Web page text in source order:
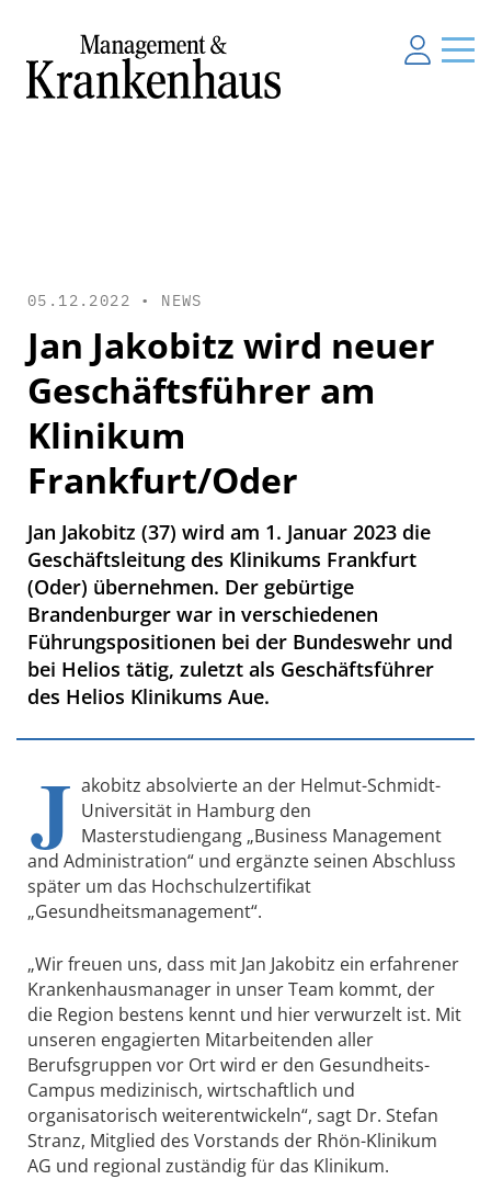
05.12.2022 • NEWS
Jan Jakobitz wird neuer
Geschäftsführer am
Klinikum
Frankfurt/Oder
Jan Jakobitz (37) wird am 1. Januar 2023 die
Geschäftsleitung des Klinikums Frankfurt
(Oder) übernehmen. Der gebürtige
Brandenburger war in verschiedenen
Führungspositionen bei der Bundeswehr und
bei Helios tätig, zuletzt als Geschäftsführer
des Helios Klinikums Aue.
J akobitz absolvierte an der Helmut-Schmidt-
Universität in Hamburg den
Masterstudiengang „Business Management
and Administration“ und ergänzte seinen Abschluss
später um das Hochschulzertifikat
„Gesundheitsmanagement“.
„Wir freuen uns, dass mit Jan Jakobitz ein erfahrener
Krankenhausmanager in unser Team kommt, der
die Region bestens kennt und hier verwurzelt ist. Mit
unseren engagierten Mitarbeitenden aller
Berufsgruppen vor Ort wird er den Gesundheits-
Campus medizinisch, wirtschaftlich und
organisatorisch weiterentwickeln“, sagt Dr. Stefan
Stranz, Mitglied des Vorstands der Rhön-Klinikum
AG und regional zuständig für das Klinikum.